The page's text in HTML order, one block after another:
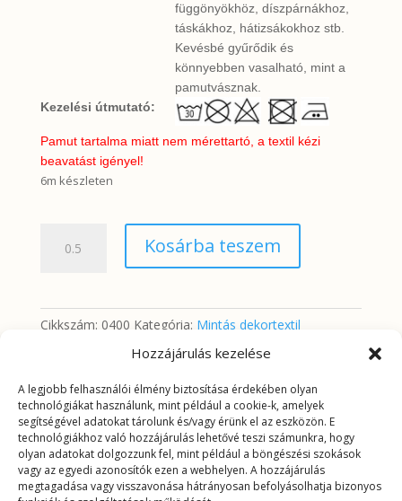
Hozzájárulás kezelése
A legjobb felhasználói élmény biztosítása érdekében olyan
technológiákat használunk, mint például a cookie-k, amelyek
segítségével adatokat tárolunk és/vagy érünk el az eszközön. E
technológiákhoz való hozzájárulás lehetővé teszi számunkra, hogy
olyan adatokat dolgozzunk fel, mint például a böngészési szokások
vagy az egyedi azonosítók ezen a webhelyen. A hozzájárulás
megtagadása vagy visszavonása hátrányosan befolyásolhatja bizonyos
függönyökhöz, díszpárnákhoz,
táskákhoz, hátizsákokhoz stb.
Kevésbé gyűrődik és
könnyebben vasalható, mint a
pamutvásznak.
Kezelési útmutató:
Pamut tartalma miatt nem mérettartó, a textil kézi
beavatást igényel!
6m készleten
minta
minta)
Kosárba teszem
Cikkszám: 0400 Kategória: Mintás dekortextil
További információk
További információk